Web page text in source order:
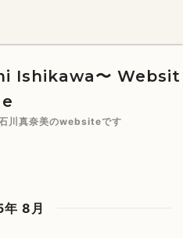
Ishikawa〜 Websit
e
川真奈美のwebsiteです
8月